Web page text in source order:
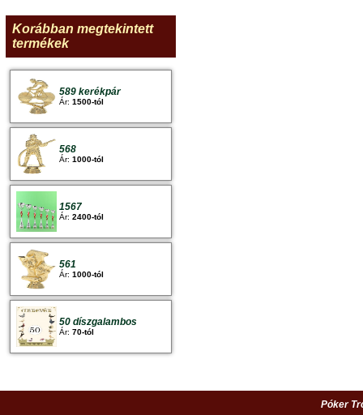
Korábban megtekintett
termékek
589 kerékpár
Ár: 1500-tól
568
Ár: 1000-tól
1567
Ár: 2400-tól
561
Ár: 1000-tól
50 díszgalambos
Ár: 70-tól
Póker